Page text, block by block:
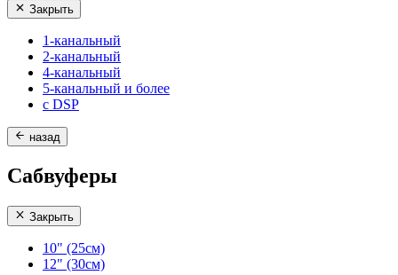
Закрыть
1-канальный
2-канальный
4-канальный
5-канальный и более
с DSP
назад
Сабвуферы
Закрыть
10" (25см)
12" (30см)